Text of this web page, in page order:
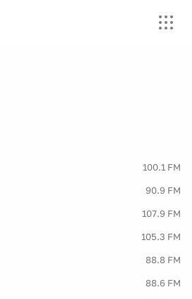
100.1 FM
90.9 FM
107.9 FM
105.3 FM
88.8 FM
88.6 FM